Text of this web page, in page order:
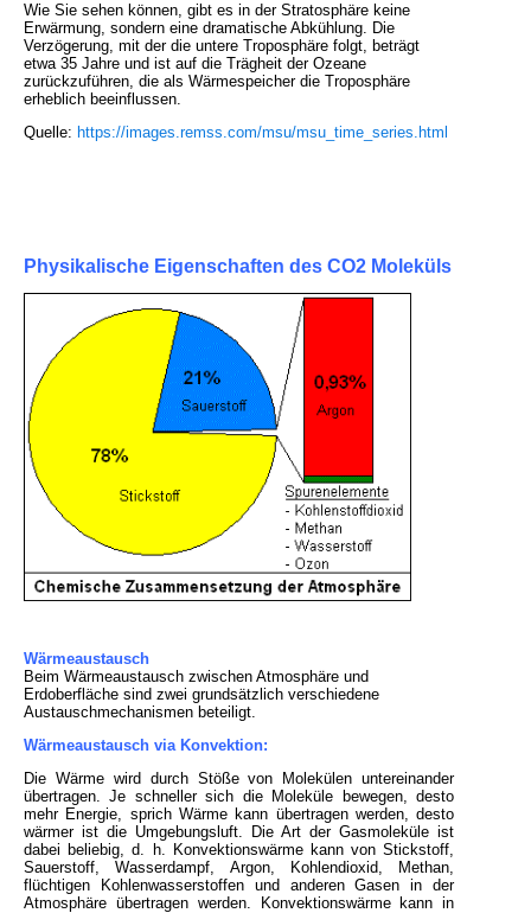
Wie Sie sehen können, gibt es in der Stratosphäre keine
Erwärmung, sondern eine dramatische Abkühlung. Die
Verzögerung, mit der die untere Troposphäre folgt, beträgt
etwa 35 Jahre und ist auf die Trägheit der Ozeane
zurückzuführen, die als Wärmespeicher die Troposphäre
erheblich beeinflussen.
Quelle: https://images.remss.com/msu/msu_time_series.html
Physikalische Eigenschaften des CO2 Moleküls
Wärmeaustausch
Beim Wärmeaustausch zwischen Atmosphäre und
Erdoberfläche sind zwei grundsätzlich verschiedene
Austauschmechanismen beteiligt.
Wärmeaustausch via Konvektion:
Die Wärme wird durch Stöße von Molekülen untereinander
übertragen. Je schneller sich die Moleküle bewegen, desto
mehr Energie, sprich Wärme kann übertragen werden, desto
wärmer ist die Umgebungsluft. Die Art der Gasmoleküle ist
dabei beliebig, d. h. Konvektionswärme kann von Stickstoff,
Sauerstoff, Wasserdampf, Argon, Kohlendioxid, Methan,
flüchtigen Kohlenwasserstoffen und anderen Gasen in der
Atmosphäre übertragen werden. Konvektionswärme kann in